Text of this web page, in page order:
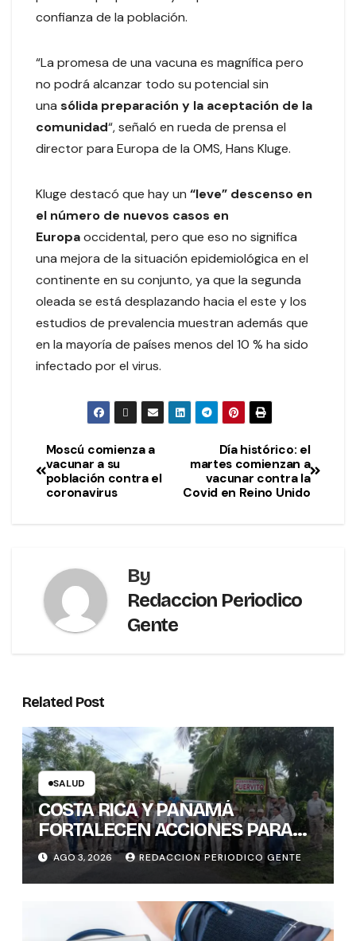
confianza de la población.
“La promesa de una vacuna es magnífica pero
no podrá alcanzar todo su potencial sin
una sólida preparación y la aceptación de la
comunidad“, señaló en rueda de prensa el
director para Europa de la OMS, Hans Kluge.
Kluge destacó que hay un “leve” descenso en
el número de nuevos casos en
Europaoccidental, pero que eso no significa
una mejora de la situación epidemiológica en el
continente en su conjunto, ya que la segunda
oleada se está desplazando hacia el este y los
estudios de prevalencia muestran además que
en la mayoría de países menos del 10 % ha sido
infectado por el virus.
Día histórico: el
martes comienzan a
vacunar contra la
Covid en Reino Unido
Moscú comienza a
vacunar a su
población contra el
coronavirus
By
Redaccion Periodico
Gente
Related Post
SALUD
COSTA RICA Y PANAMÁ
FORTALECEN ACCIONES PARA
PREVENIR ENFERMEDADES
TRANSMITIDAS POR
MOSQUITOS: 1.300 VIVIENDAS
FUMIGADAS EN LA ZONA
FRONTERIZA
AGO 3, 2026 REDACCION PERIODICO GENTE